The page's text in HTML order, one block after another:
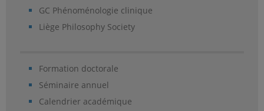
GC Phénoménologie clinique
Liège Philosophy Society
Formation doctorale
Séminaire annuel
Calendrier académique